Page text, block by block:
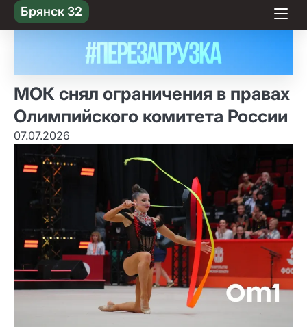
Skip
to content
Брянск 32
МОК снял ограничения в правах
Олимпийского комитета России
07.07.2026